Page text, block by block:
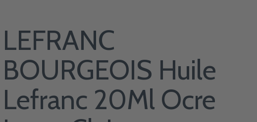
LEFRANC
BOURGEOIS Huile
Lefranc 20Ml Ocre